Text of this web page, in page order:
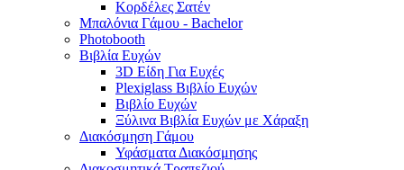
Κορδέλες Σατέν
Μπαλόνια Γάμου - Bachelor
Photobooth
Βιβλία Ευχών
3D Είδη Για Ευχές
Plexiglass Βιβλίο Ευχών
Βιβλίο Ευχών
Ξύλινα Βιβλία Ευχών με Χάραξη
Διακόσμηση Γάμου
Υφάσματα Διακόσμησης